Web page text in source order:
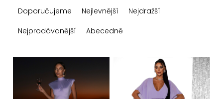
a
n
Doporučujeme Nejlevnější
Nejdražší
Nejprodávanější
Abecedně